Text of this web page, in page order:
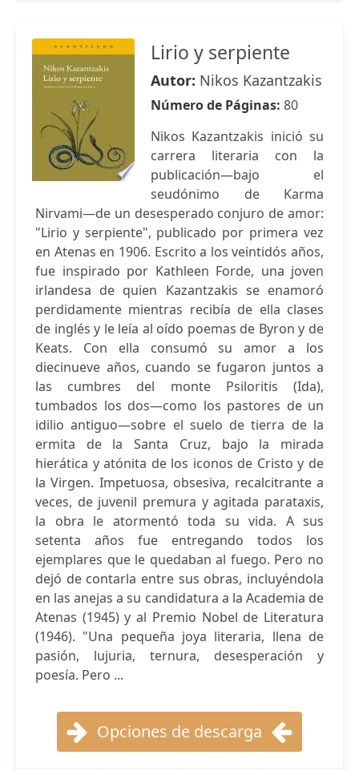
Lirio y serpiente
Autor: Nikos Kazantzakis
Número de Páginas: 80
Nikos Kazantzakis inició su
carrera literaria con la
publicación—bajo el
seudónimo de Karma
Nirvami—de un desesperado conjuro de amor:
"Lirio y serpiente", publicado por primera vez
en Atenas en 1906. Escrito a los veintidós años,
fue inspirado por Kathleen Forde, una joven
irlandesa de quien Kazantzakis se enamoró
perdidamente mientras recibía de ella clases
de inglés y le leía al oído poemas de Byron y de
Keats. Con ella consumó su amor a los
diecinueve años, cuando se fugaron juntos a
las cumbres del monte Psiloritis (Ida),
tumbados los dos—como los pastores de un
idilio antiguo—sobre el suelo de tierra de la
ermita de la Santa Cruz, bajo la mirada
hierática y atónita de los iconos de Cristo y de
la Virgen. Impetuosa, obsesiva, recalcitrante a
veces, de juvenil premura y agitada parataxis,
la obra le atormentó toda su vida. A sus
setenta años fue entregando todos los
ejemplares que le quedaban al fuego. Pero no
dejó de contarla entre sus obras, incluyéndola
en las anejas a su candidatura a la Academia de
Atenas (1945) y al Premio Nobel de Literatura
(1946). "Una pequeña joya literaria, llena de
pasión, lujuria, ternura, desesperación y
poesía. Pero ...
Opciones de descarga